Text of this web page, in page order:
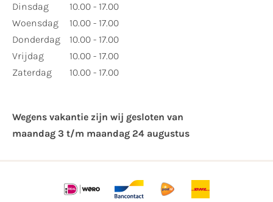
Dinsdag
Woensdag
Donderdag
Vrijdag
Zaterdag
10.00 - 17.00
10.00 - 17.00
10.00 - 17.00
10.00 - 17.00
10.00 - 17.00
Wegens vakantie zijn wij gesloten van ​
maandag 3 t/m maandag 24 augustus